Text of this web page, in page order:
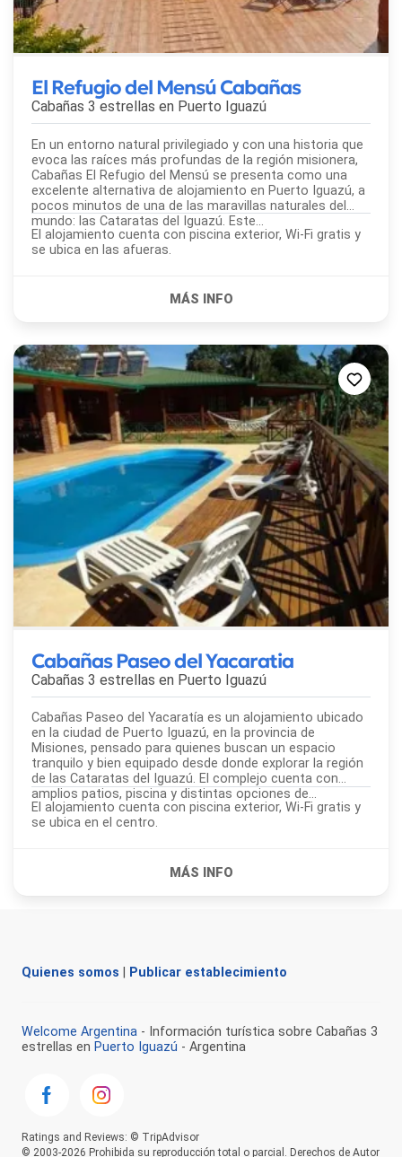
El Refugio del Mensú Cabañas
Cabañas 3 estrellas en Puerto Iguazú
En un entorno natural privilegiado y con una historia que
evoca las raíces más profundas de la región misionera,
Cabañas El Refugio del Mensú se presenta como una
excelente alternativa de alojamiento en Puerto Iguazú, a
pocos minutos de una de las maravillas naturales del
mundo: las Cataratas del Iguazú. Este...
El alojamiento cuenta con piscina exterior, Wi-Fi gratis y
se ubica en las afueras.
Cabañas Paseo del Yacaratia
Cabañas 3 estrellas en Puerto Iguazú
Cabañas Paseo del Yacaratía es un alojamiento ubicado
en la ciudad de Puerto Iguazú, en la provincia de
Misiones, pensado para quienes buscan un espacio
tranquilo y bien equipado desde donde explorar la región
de las Cataratas del Iguazú. El complejo cuenta con
amplios patios, piscina y distintas opciones de...
El alojamiento cuenta con piscina exterior, Wi-Fi gratis y
se ubica en el centro.
Quienes somos Publicar establecimiento
Welcome Argentina - Información turística sobre Cabañas 3
estrellas en Puerto Iguazú - Argentina
Ratings and Reviews: © TripAdvisor
© 2003-2026 Prohibida su reproducción total o parcial. Derechos de Autor